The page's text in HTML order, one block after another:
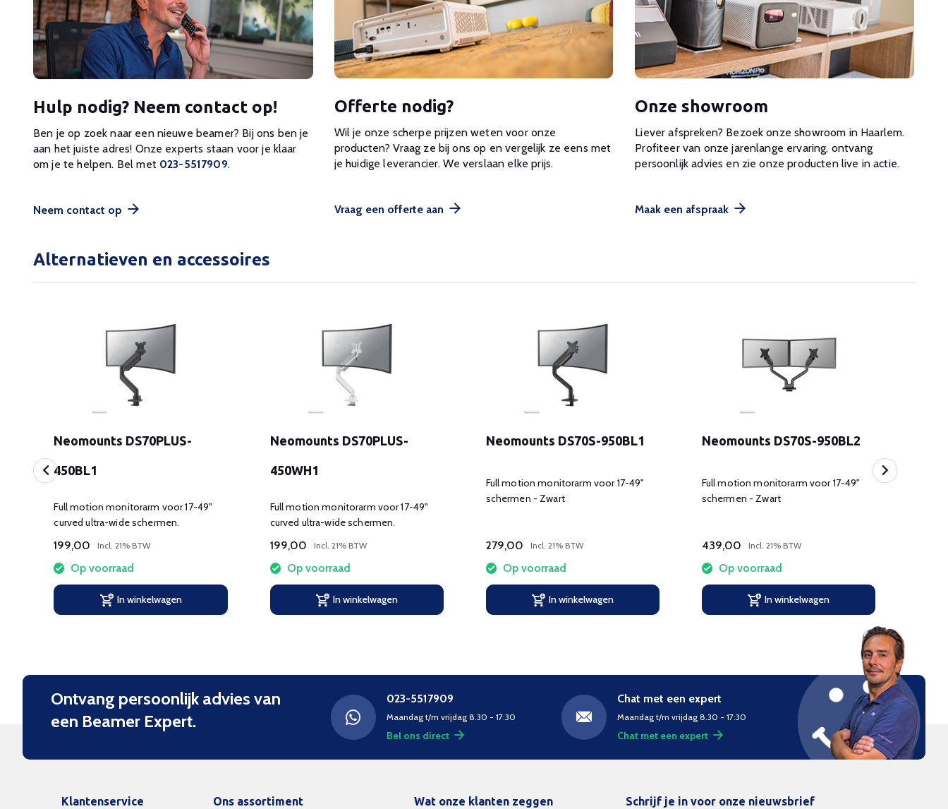
Hulp nodig? Neem contact op!
Ben je op zoek naar een nieuwe beamer? Bij ons ben je
aan het juiste adres! Onze experts staan voor je klaar
om je te helpen. Bel met 023-5517909.
Neem contact op
Offerte nodig?
Wil je onze scherpe prijzen weten voor onze
producten? Vraag ze bij ons op en vergelijk ze eens met
je huidige leverancier. We verslaan elke prijs.
Vraag een offerte aan
Onze showroom
Liever afspreken? Bezoek onze showroom in Haarlem.
Profiteer van onze jarenlange ervaring, ontvang
persoonlijk advies en zie onze producten live in actie.
Maak een afspraak
Alternatieven en accessoires
Neomounts DS70PLUS-
450BL1
Full motion monitorarm voor 17-49"
curved ultra-wide schermen.
199,00 Incl. 21% BTW
Op voorraad
In winkelwagen
Neomounts DS70PLUS-
450WH1
Full motion monitorarm voor 17-49"
curved ultra-wide schermen.
199,00 Incl. 21% BTW
Op voorraad
In winkelwagen
Neomounts DS70S-950BL1
Full motion monitorarm voor 17-49"
schermen - Zwart
279,00 Incl. 21% BTW
Op voorraad
In winkelwagen
Neomounts DS70S-950BL2
Full motion monitorarm voor 17-49"
schermen - Zwart
439,00 Incl. 21% BTW
Op voorraad
In winkelwagen
Ontvang persoonlijk advies van
een Beamer Expert.
023-5517909
Maandag t/m vrijdag 8.30 - 17:30
Bel ons direct
Chat met een expert
Maandag t/m vrijdag 8.30 - 17:30
Chat met een expert
Klantenservice Ons assortiment Wat onze klanten zeggen Schrijf je in voor onze nieuwsbrief